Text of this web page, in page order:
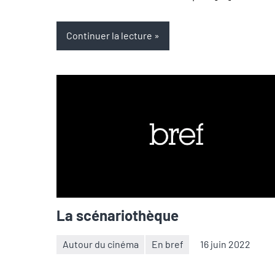
Continuer la lecture
La scénariothèque
Autour du cinéma En bref 16 juin 2022